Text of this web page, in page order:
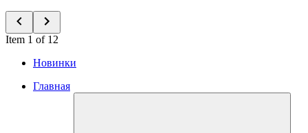
Item 1 of 12
Новинки
Главная